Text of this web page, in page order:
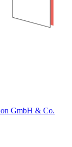
GmbH & Co.